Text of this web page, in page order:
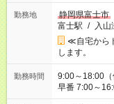
勤務地
静岡県富士市
富士駅 / 入山
≪自宅から
します。
勤務時間
9:00～18:00（休憩60分） ■ご希望
早番 7:00～
と休みを合わ